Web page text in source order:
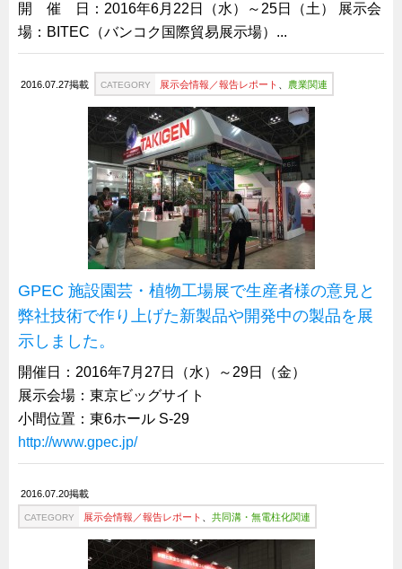
110周年企画
タキゲン売上ランキング
展示トラック
採用情報
インタビュー
入社１年目アンケート
入社式・創立記念式典
新年賀詞交歓会
メディア情報
開 催 日：2016年6月22日（水）～25日（土） 展示会
場：BITEC（バンコク国際貿易展示場）...
2016.07.27掲載 CATEGORY 展示会情報／報告レポート 、 農業関連
GPEC 施設園芸・植物工場展で生産者様の意見と
弊社技術で作り上げた新製品や開発中の製品を展
示しました。
開催日：2016年7月27日（水）～29日（金）
展示会場：東京ビッグサイト
小間位置：東6ホール S-29
http://www.gpec.jp/
2016.07.20掲載
CATEGORY 展示会情報／報告レポート 共同溝・無電柱化関連